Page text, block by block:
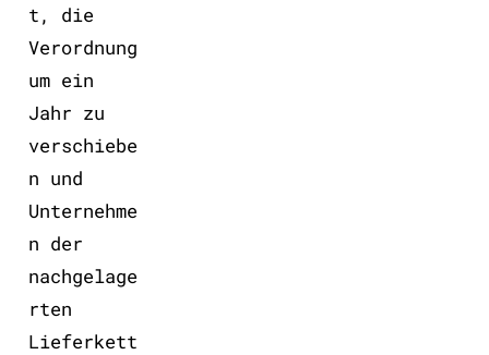
t, die
Verordnung
um ein
Jahr zu
verschiebe
n und
Unternehme
n der
nachgelage
rten
Lieferkett